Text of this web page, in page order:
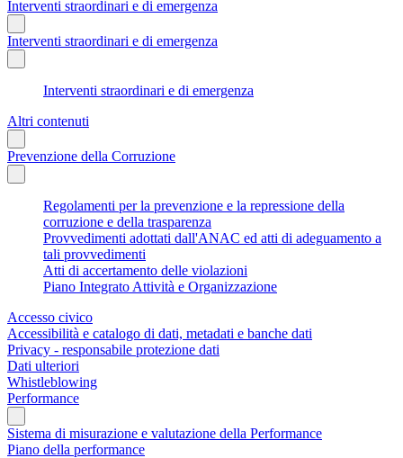
Interventi straordinari e di emergenza
Interventi straordinari e di emergenza
Interventi straordinari e di emergenza
Altri contenuti
Prevenzione della Corruzione
Regolamenti per la prevenzione e la repressione della
corruzione e della trasparenza
Provvedimenti adottati dall'ANAC ed atti di adeguamento a
tali provvedimenti
Atti di accertamento delle violazioni
Piano Integrato Attività e Organizzazione
Accesso civico
Accessibilità e catalogo di dati, metadati e banche dati
Privacy - responsabile protezione dati
Dati ulteriori
Whistleblowing
Performance
Sistema di misurazione e valutazione della Performance
Piano della performance